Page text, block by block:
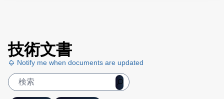
技術文書
Notify me when documents are updated